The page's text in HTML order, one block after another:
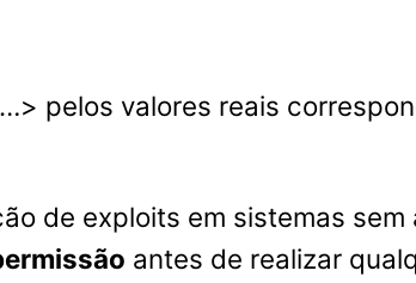
pelos valores reais
de exploits em sistemas
antes de realizar